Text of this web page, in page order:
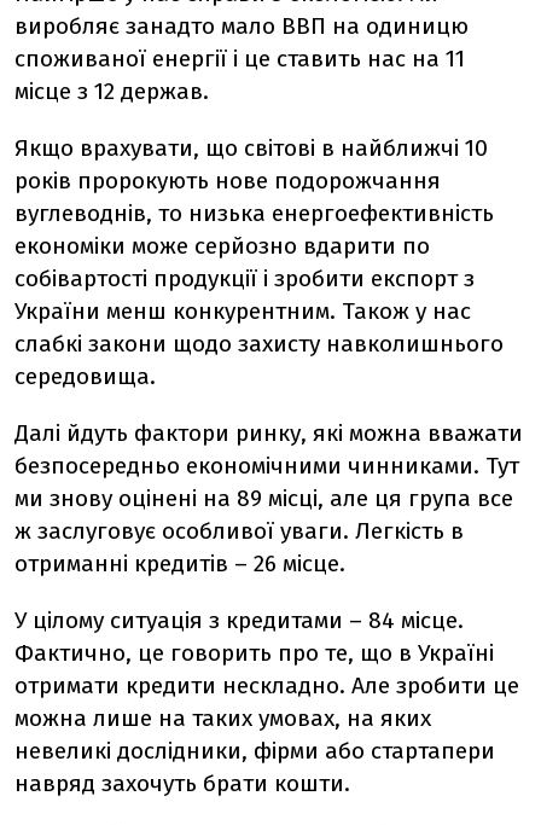
виробляє занадто мало ВВП на одиницю
споживаної енергії і це ставить нас на 11
місце з 12 держав.
Якщо врахувати, що світові в найближчі 10
років пророкують нове подорожчання
вуглеводнів, то низька енергоефективність
економіки може серйозно вдарити по
собівартості продукції і зробити експорт з
України менш конкурентним. Також у нас
слабкі закони щодо захисту навколишнього
середовища.
Далі йдуть фактори ринку, які можна вважати
безпосередньо економічними чинниками. Тут
ми знову оцінені на 89 місці, але ця група все
ж заслуговує особливої уваги. Легкість в
отриманні кредитів – 26 місце.
У цілому ситуація з кредитами – 84 місце.
Фактично, це говорить про те, що в Україні
отримати кредити нескладно. Але зробити це
можна лише на таких умовах, на яких
невеликі дослідники, фірми або стартапери
навряд захочуть брати кошти.